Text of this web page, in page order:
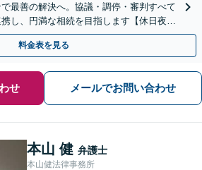
最善の解決へ。協議・調停・審判すべて
し、円満な相続を目指します【休日夜間
対策もお任せください
料金表を見る
せ メールでお問い合わせ
本山 健 弁護士
本山健法律事務所